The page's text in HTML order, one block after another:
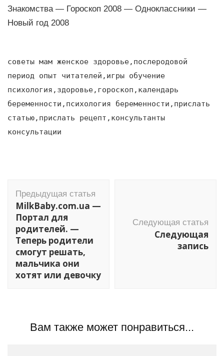
Знакомства — Гороскоп 2008 — Одноклассники —
Новый год 2008
советы мам женское здоровье,послеродовой
период опыт читателей,игры обучение
психология,здоровье,гороскоп,календарь
беременности,психология беременности,прислать
статью,прислать рецепт,консультанты
консультации
по
записям
Предыдущая статья
MilkBaby.com.ua —
Портал для
родителей. —
Теперь родители
смогут решать,
мальчика они
хотят или девочку
Следующая статья
Следующая
запись
Вам также может понравиться...